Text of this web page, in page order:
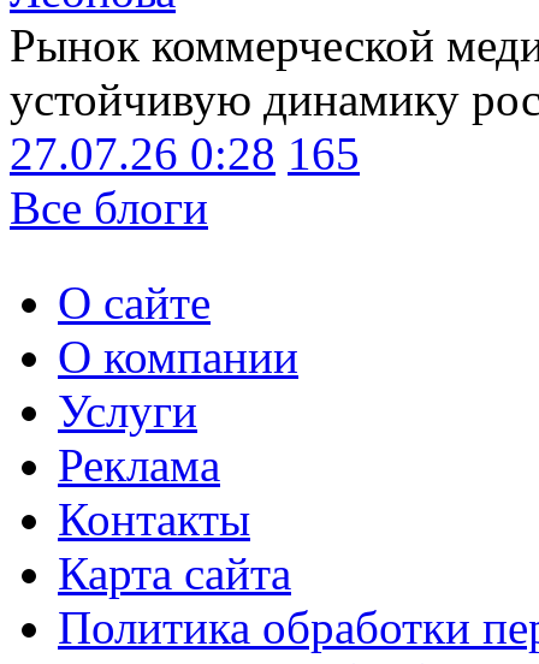
Рынок коммерческой
устойчивую динамику
27.07.26 0:28 165
Все блоги
О сайте
О компании
Услуги
Реклама
Контакты
Карта сайта
Политика обработки